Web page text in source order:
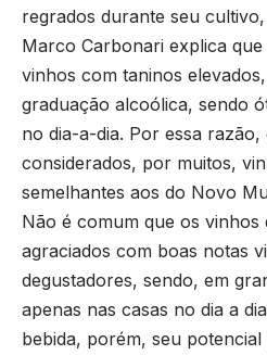
regrados durante seu
Marco Carbonari explica
vinhos com taninos
graduação alcoólica, sendo
no dia-a-dia. Por essa razão,
considerados, por muitos,
semelhantes aos do Novo
Não é comum que os vinhos
agraciados com boas notas
degustadores, sendo, em
apenas nas casas no dia a
bebida, porém, seu